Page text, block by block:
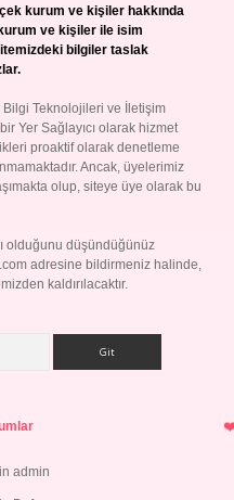
kurum ve kişiler hakkında
ve kişiler ile isim
bilgiler taslak
Bilgi Teknolojileri ve İletişim
Yer Sağlayıcı olarak hizmet
proaktif olarak denetleme
Ancak, üyelerimiz
olup, siteye üye olarak bu
olduğunu düşündüğünüz
adresine bildirmeniz halinde,
kaldırılacaktır.
admin